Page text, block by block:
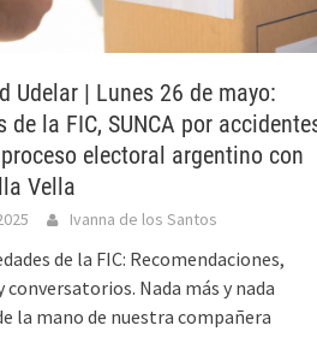
Udelar | Lunes 26 de mayo:
de la FIC, SUNCA por
electoral argentino con
Vella
Ivanna de los Santos
de la FIC: Recomendaciones,
conversatorios. Nada más y nada
la mano de nuestra compañera